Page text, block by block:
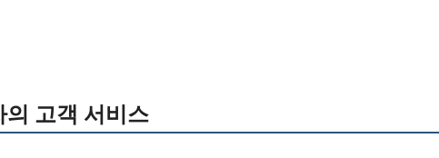
의 고객 서비스